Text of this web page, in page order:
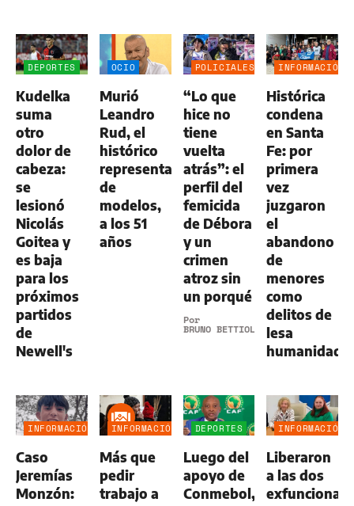
DEPORTES
Kudelka
suma
otro
dolor de
cabeza:
se
lesionó
Nicolás
Goitea y
es baja
para los
próximos
partidos
de
Newell's
OCIO
Murió
Leandro
Rud, el
histórico
representante
de
modelos,
a los 51
años
POLICIALES
“Lo que
hice no
tiene
vuelta
atrás”: el
perfil del
femicida
de Débora
y un
crimen
atroz sin
un porqué
Por
BRUNO BETTIOL
INFORMACIÓN
Histórica
condena
en Santa
Fe: por
primera
vez
juzgaron
el
abandono
de
menores
como
delitos de
lesa
humanidad
INFORMACIÓN
Caso
Jeremías
Monzón:
INFORMACIÓN
Más que
pedir
trabajo a
DEPORTES
Luego del
apoyo de
Conmebol,
INFORMACIÓN
Liberaron
a las dos